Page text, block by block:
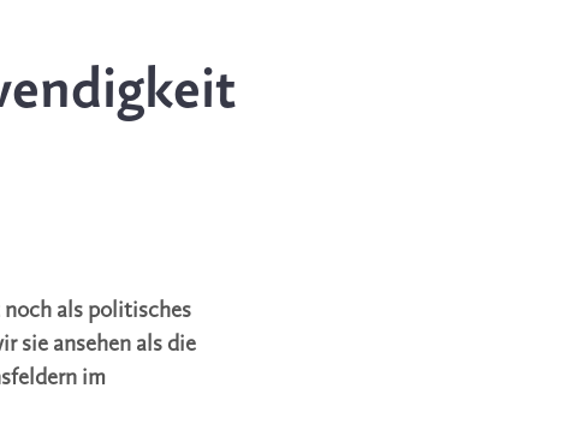
noch als politisches
sie ansehen als die
im